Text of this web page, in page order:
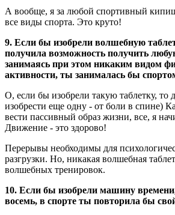
А вообще, я за любой спортивный
все виды спорта. Это круто!
9. Если бы изобрели волшебную
получила возможность получить
занимаясь при этом никаким видом
активности, ты занималась бы
О, если бы изобрели такую таблетку, то
изобрести еще одну - от боли в спине)
вести пассивный образ жизни, все, я
Движение - это здорово!
Перерывы необходимы для
разгрузки. Но, никакая волшебная
волшебных тренировок.
10. Если бы изобрели машину
восемь, в спорте ты повторила бы